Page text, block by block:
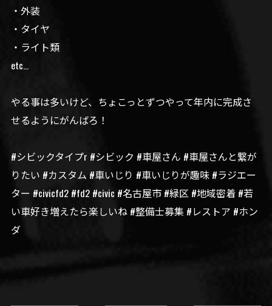
・外装
・タイヤ
・ライト類
etc...
やる事は多いけど、ちょこっとずつやって年内に完成さ
せるようにがんばろ！
#シビックタイプr #シビック #車屋さん #車屋さんと繋が
りたい #カスタム #車いじり #車いじりが趣味 #ラジエー
ター #civicfd2 #fd2 #civic #名古屋市 #緑区 #地域密着 #若
い車好き増えたら楽しいね #整備士募集 #レストア #ホン
ダ